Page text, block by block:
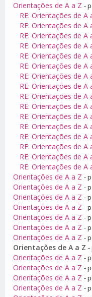
Orientações de A a Z -
RE: Orientações de A
RE: Orientações de A
RE: Orientações de A
RE: Orientações de A
RE: Orientações de A
RE: Orientações de A
RE: Orientações de A
RE: Orientações de A
RE: Orientações de A
RE: Orientações de A
RE: Orientações de A
RE: Orientações de A
RE: Orientações de A
RE: Orientações de A
RE: Orientações de A
RE: Orientações de A
Orientações de A a Z -
Orientações de A a Z -
Orientações de A a Z -
Orientações de A a Z -
Orientações de A a Z -
Orientações de A a Z -
Orientações de A a Z -
Orientações de A a Z -
Orientações de A a Z -
Orientações de A a Z -
Orientações de A a Z -
Orientações de A a Z -